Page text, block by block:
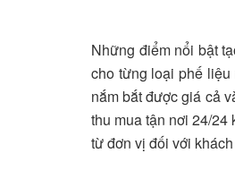
Những điểm nổi bật
cho từng loại phế liệu
nắm bắt được giá cả
thu mua tận nơi 24/
từ đơn vị đối với